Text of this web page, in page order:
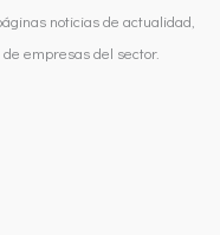
noticias de actualidad,
empresas del sector.